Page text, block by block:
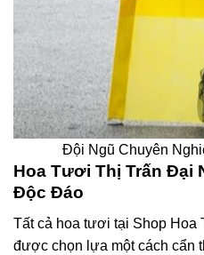
Đội Ngũ Chuyên
Hoa Tươi Thị Trấn Đại
Độc Đáo
Tất cả hoa tươi tại Shop
được chọn lựa một cách cẩn